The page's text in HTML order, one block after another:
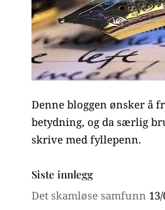
Denne bloggen ønsker å
betydning, og da særlig
skrive med fyllepenn.
Siste innlegg
Det skamløse samfunn